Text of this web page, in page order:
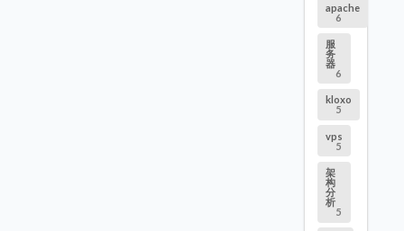
apache
6
服
务
器
6
kloxo
5
vps
5
架
构
分
析
5